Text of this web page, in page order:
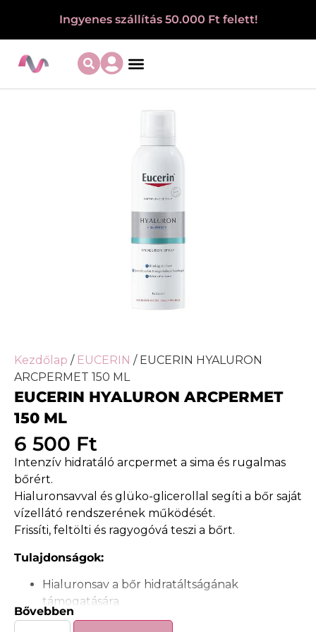
Ingyenes szállítás 50.000 Ft felett!
Kezdőlap / EUCERIN / EUCERIN HYALURON
ARCPERMET 150 ML
EUCERIN HYALURON ARCPERMET
150 ML
6 500 Ft
Intenzív hidratáló arcpermet a sima és rugalmas
bőrért.
Hialuronsavval és glüko-glicerollal segíti a bőr saját
vízellátó rendszerének működését.
Frissíti, feltölti és ragyogóvá teszi a bőrt.
Tulajdonságok:
Hialuronsav a bőr hidratáltságának
támogatására
Bővebben